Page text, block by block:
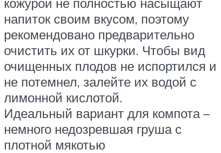
напиток своим вкусом, поэтому
рекомендовано предварительно
очистить их от шкурки. Чтобы вид
очищенных плодов не испортился и
не потемнел, залейте их водой с
лимонной кислотой.
Идеальный вариант для компота –
немного недозревшая груша с
плотной мякотью